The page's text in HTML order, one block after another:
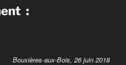
:
Bouxières-aux-Bois, 26 juin 2018